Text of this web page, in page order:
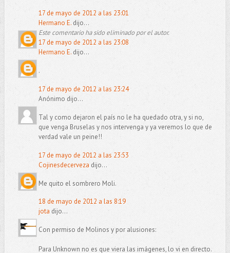
17 de mayo de 2012 a las 23:01
Hermano E.dijo...
Este comentario ha sido eliminado por el autor.
17 de mayo de 2012 a las 23:08
Hermano E.dijo...
.
17 de mayo de 2012 a las 23:24
Anónimo dijo...
Tal y como dejaron el país no le ha quedado otra, y si no,
que venga Bruselas y nos intervenga y ya veremos lo que de
verdad vale un peine!!
17 de mayo de 2012 a las 23:53
Cojinesdecerveza dijo...
Me quito el sombrero Moli.
18 de mayo de 2012 a las 8:19
jota dijo...
Con permiso de Molinos y por alusiones:
Para Unknown no es que viera las imágenes, lo vi en directo.